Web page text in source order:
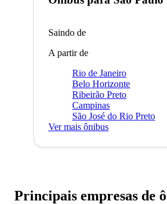
Saindo de
A partir de
Rio de Janeiro
Belo Horizonte
Ribeirão Preto
Campinas
São José do Rio Preto
Ver mais ônibus
Principais empresas de